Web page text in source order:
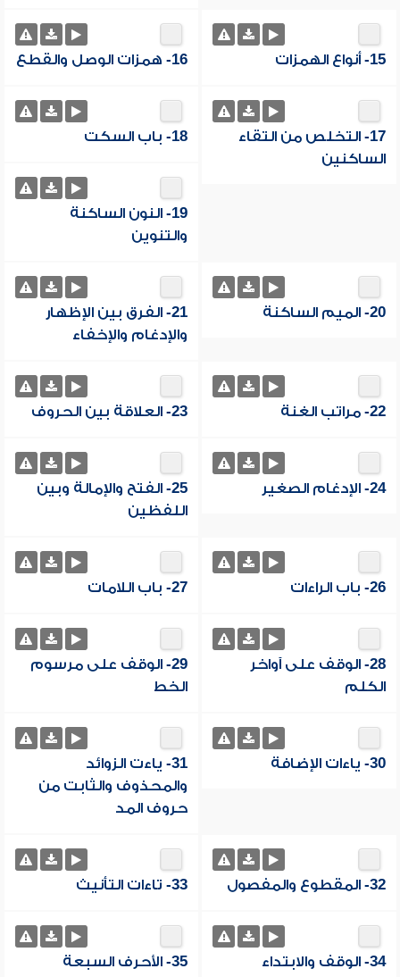
15- أنواع الهمزات 16- همزات الوصل والقطع
17- التخلص من التقاء
الساكنين
18- باب السكت
19- النون الساكنة
والتنوين
20- الميم الساكنة
21- الفرق بين الإظهار
والإدغام والإخفاء
22- مراتب الغنة 23- العلاقة بين الحروف
24- الإدغام الصغير
25- الفتح والإمالة وبين
اللفظين
26- باب الراءات 27- باب اللامات
28- الوقف على آواخر
الكلم
29- الوقف على مرسوم
الخط
30- ياءات الإضافة
31- ياءت الزوائد
والمحذوف والثابت من
حروف المد
32- المقطوع والمفصول 33- تاءات التأنيث
34- الوقف والابتداء 35- الأحرف السبعة